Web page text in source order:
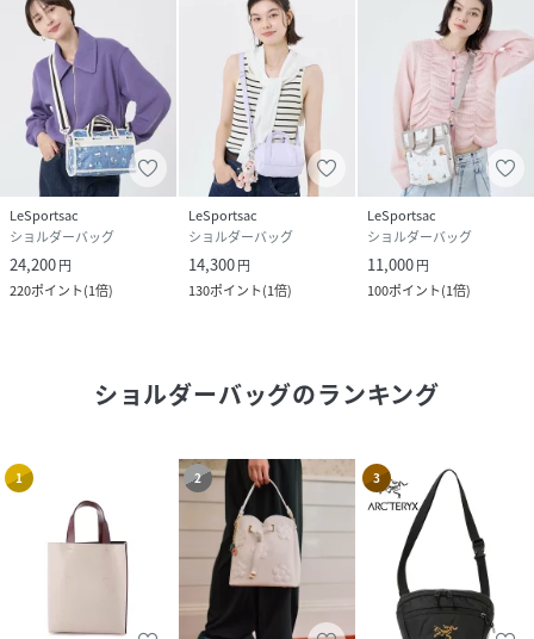
LeSportsac
ショルダーバッグ
24,200円
220ポイント(1倍)
LeSportsac
ショルダーバッグ
14,300円
130ポイント(1倍)
LeSportsac
ショルダーバッグ
11,000円
100ポイント(1倍)
ショルダーバッグのランキング
1 2 3